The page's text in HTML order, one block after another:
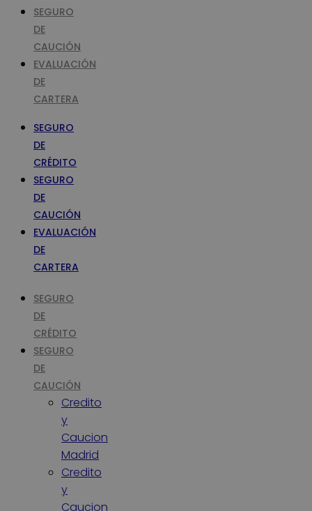
SEGURO
DE
CAUCIÓN
EVALUACIÓN
DE
CARTERA
SEGURO
DE
CRÉDITO
SEGURO
DE
CAUCIÓN
EVALUACIÓN
DE
CARTERA
SEGURO
DE
CRÉDITO
SEGURO
DE
CAUCIÓN
Credito
y
Caucion
Madrid
Credito
y
Caucion